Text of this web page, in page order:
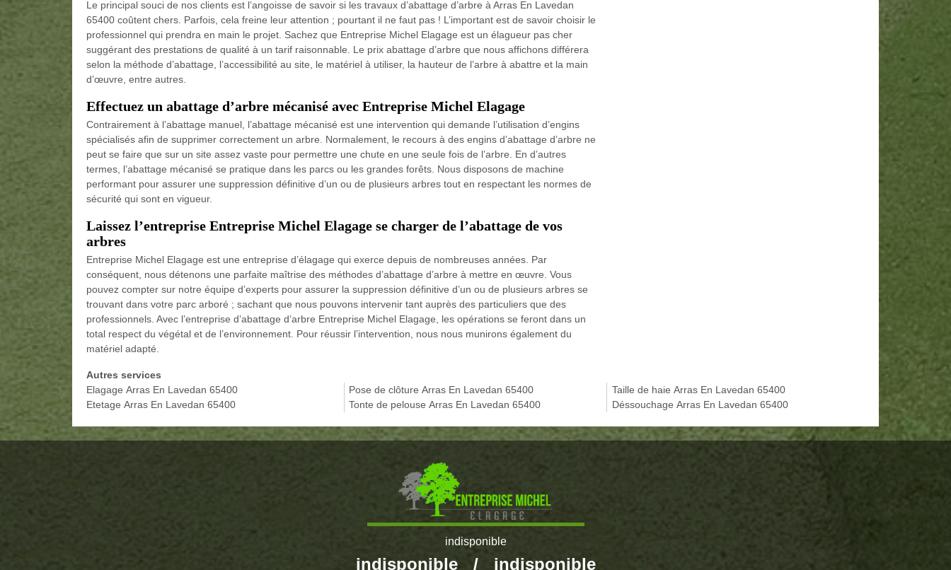
Le principal souci de nos clients est l’angoisse de savoir si les travaux d’abattage d’arbre à Arras En Lavedan
65400 coûtent chers. Parfois, cela freine leur attention ; pourtant il ne faut pas ! L’important est de savoir choisir le
professionnel qui prendra en main le projet. Sachez que Entreprise Michel Elagage est un élagueur pas cher
suggérant des prestations de qualité à un tarif raisonnable. Le prix abattage d’arbre que nous affichons différera
selon la méthode d’abattage, l’accessibilité au site, le matériel à utiliser, la hauteur de l’arbre à abattre et la main
d’œuvre, entre autres.
Effectuez un abattage d’arbre mécanisé avec Entreprise Michel Elagage
Contrairement à l’abattage manuel, l’abattage mécanisé est une intervention qui demande l’utilisation d’engins
spécialisés afin de supprimer correctement un arbre. Normalement, le recours à des engins d’abattage d’arbre ne
peut se faire que sur un site assez vaste pour permettre une chute en une seule fois de l’arbre. En d’autres
termes, l’abattage mécanisé se pratique dans les parcs ou les grandes forêts. Nous disposons de machine
performant pour assurer une suppression définitive d’un ou de plusieurs arbres tout en respectant les normes de
sécurité qui sont en vigueur.
Laissez l’entreprise Entreprise Michel Elagage se charger de l’abattage de vos
arbres
Entreprise Michel Elagage est une entreprise d’élagage qui exerce depuis de nombreuses années. Par
conséquent, nous détenons une parfaite maîtrise des méthodes d’abattage d’arbre à mettre en œuvre. Vous
pouvez compter sur notre équipe d’experts pour assurer la suppression définitive d’un ou de plusieurs arbres se
trouvant dans votre parc arboré ; sachant que nous pouvons intervenir tant auprès des particuliers que des
professionnels. Avec l’entreprise d’abattage d’arbre Entreprise Michel Elagage, les opérations se feront dans un
total respect du végétal et de l’environnement. Pour réussir l’intervention, nous nous munirons également du
matériel adapté.
Autres services
Elagage Arras En Lavedan 65400
Etetage Arras En Lavedan 65400
Pose de clôture Arras En Lavedan 65400
Tonte de pelouse Arras En Lavedan 65400
Taille de haie Arras En Lavedan 65400
Déssouchage Arras En Lavedan 65400
indisponible
indisponible / indisponible